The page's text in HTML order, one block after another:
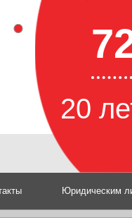
20
Юридическим